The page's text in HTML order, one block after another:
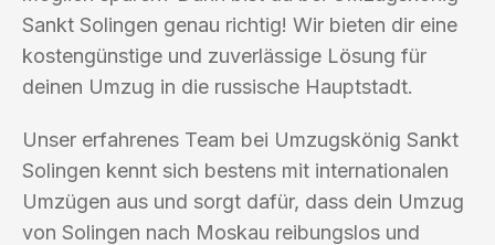
Sankt Solingen genau richtig! Wir bieten dir eine
kostengünstige und zuverlässige Lösung für
deinen Umzug in die russische Hauptstadt.
Unser erfahrenes Team bei Umzugskönig Sankt
Solingen kennt sich bestens mit internationalen
Umzügen aus und sorgt dafür, dass dein Umzug
von Solingen nach Moskau reibungslos und